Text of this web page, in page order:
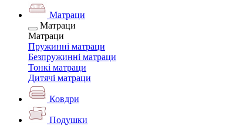
Матраци
Матраци
Матраци
Пружинні матраци
Безпружинні матраци
Тонкі матраци
Дитячі матраци
Ковдри
Подушки